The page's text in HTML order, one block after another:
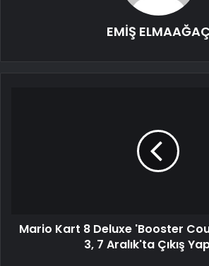
EMİŞ ELMAAĞAÇ
Mario Kart 8 Deluxe 'Booster
3, 7 Aralık'ta Çıkış